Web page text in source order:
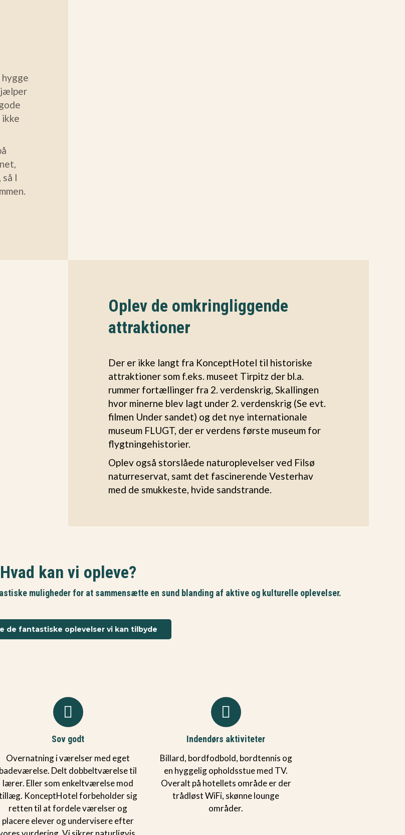
I
Oplev de omkringliggende
attraktioner
Der er ikke langt fra KonceptHotel til historiske
attraktioner som f.eks. museet Tirpitz der bl.a.
rummer fortællinger fra 2. verdenskrig, Skallingen
hvor minerne blev lagt under 2. verdenskrig (Se evt.
filmen Under sandet) og det nye internationale
museum FLUGT, der er verdens første museum for
flygtningehistorier.
Oplev også storslåede naturoplevelser ved Filsø
naturreservat, samt det fascinerende Vesterhav
med de smukkeste, hvide sandstrande.
Hvad kan vi opleve?
muligheder for at sammensætte en sund blanding af aktive og kulturelle oplevelser.
de fantastiske oplevelser vi kan tilbyde
Sov godt
Overnatning i værelser med eget
badeværelse. Delt dobbeltværelse til
lærer. Eller som enkeltværelse mod
KonceptHotel forbeholder sig
retten til at fordele værelser og
placere elever og undervisere efter
Indendørs aktiviteter
Billard, bordfodbold, bordtennis og
en hyggelig opholdsstue med TV.
Overalt på hotellets område er der
trådløst WiFi, skønne lounge
områder.